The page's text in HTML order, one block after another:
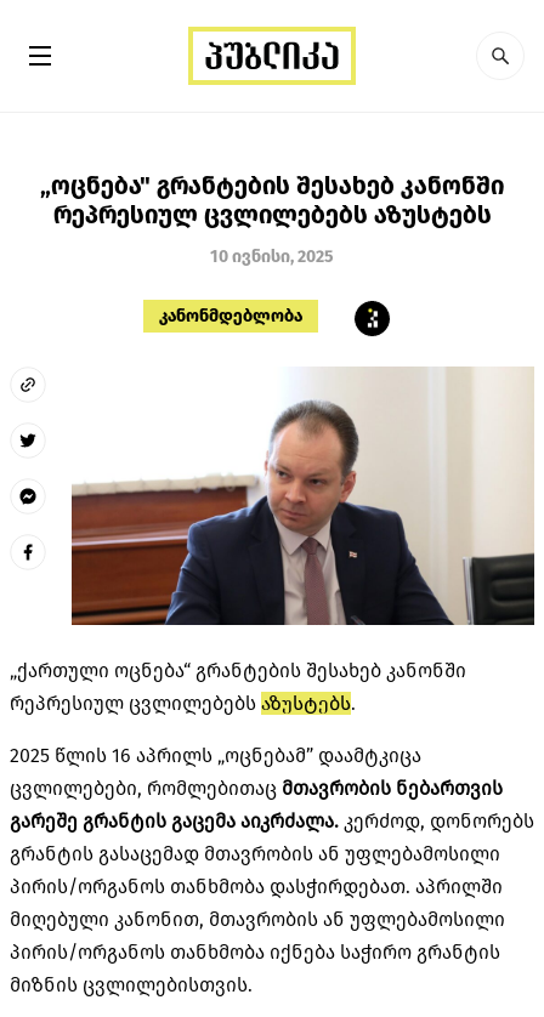
„ოცნება" გრანტების შესახებ კანონში
რეპრესიულ ცვლილებებს აზუსტებს
10 ივნისი, 2025
კანონმდებლობა
„ქართული ოცნება“ გრანტების შესახებ კანონში
რეპრესიულ ცვლილებებს აზუსტებს.
2025 წლის 16 აპრილს „ოცნებამ” დაამტკიცა
ცვლილებები, რომლებითაც მთავრობის ნებართვის
გარეშე გრანტის გაცემა აიკრძალა. კერძოდ, დონორებს
გრანტის გასაცემად მთავრობის ან უფლებამოსილი
პირის/ორგანოს თანხმობა დასჭირდებათ. აპრილში
მიღებული კანონით, მთავრობის ან უფლებამოსილი
პირის/ორგანოს თანხმობა იქნება საჭირო გრანტის
მიზნის ცვლილებისთვის.